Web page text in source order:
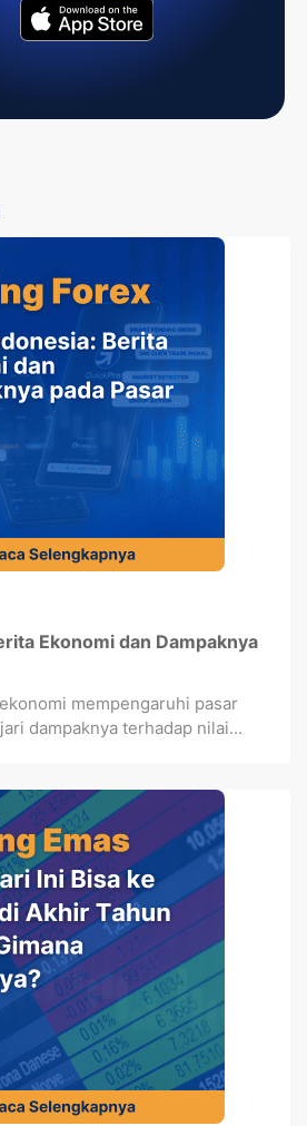
Ekonomi dan Dampaknya
mempengaruhi pasar
dampaknya terhadap nilai...